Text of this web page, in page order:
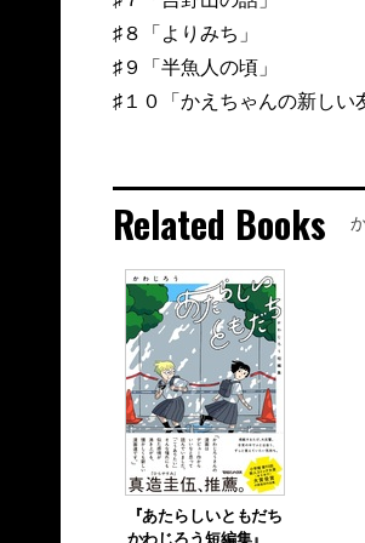
♯８「よりみち」
♯９「半魚人の頃」
♯１０「かえちゃんの新しい
Related Books
『あたらしいともだち
かわじろう短編集』